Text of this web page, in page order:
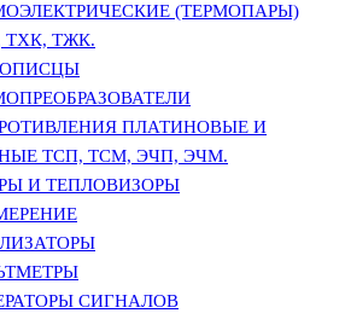
(ТЕРМОПАРЫ)
ТХК, ТЖК.
ПЛАТИНОВЫЕ И
ТСП, ТСМ, ЭЧП, ЭЧМ.
И ТЕПЛОВИЗОРЫ
СИГНАЛОВ